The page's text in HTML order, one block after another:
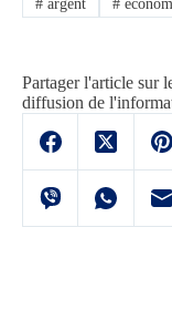
#argent #
Partager l'article sur
diffusion de